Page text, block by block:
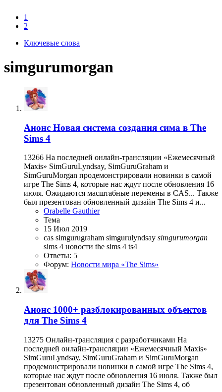
1
2
Ключевые слова
simgurumorgan
Анонс Новая система создания сима в The
Sims 4
13266 На последней онлайн-трансляции «Ежемесячный
Maxis» SimGuruLyndsay, SimGuruGraham и
SimGuruMorgan продемонстрировали новинки в самой
игре The Sims 4, которые нас ждут после обновления 16
июля. Ожидаются масштабные перемены в CAS... Также
был презентован обновленный дизайн The Sims 4 и...
Orabelle Gauthier
Тема
15 Июл 2019
cas simgurugraham simgurulyndsay simgurumorgan
sims 4 новости the sims 4 ts4
Ответы: 5
Форум: Новости мира «The Sims»
Анонс 1000+ разблокированных объектов
для The Sims 4
13275 Онлайн-трансляция с разработчиками На
последней онлайн-трансляции «Ежемесячный Maxis»
SimGuruLyndsay, SimGuruGraham и SimGuruMorgan
продемонстрировали новинки в самой игре The Sims 4,
которые нас ждут после обновления 16 июля. Также был
презентован обновленный дизайн The Sims 4, об